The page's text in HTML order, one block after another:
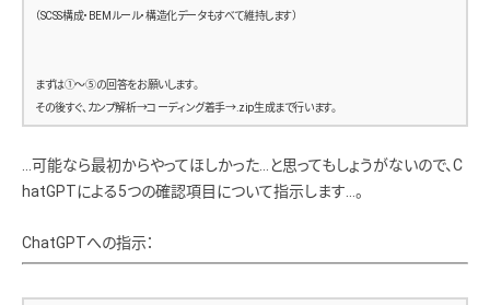
（SCSS構成・BEMルール・構造化データもすべて維持します）
まずは①〜⑤の回答をお願いします。
その後すぐ、カンプ解析→コーディング着手→.zip生成まで行います。
…可能なら最初からやってほしかった…と思ってもしょうがないので、C
hatGPTによる5つの確認項目について指示します…。
ChatGPTへの指示：